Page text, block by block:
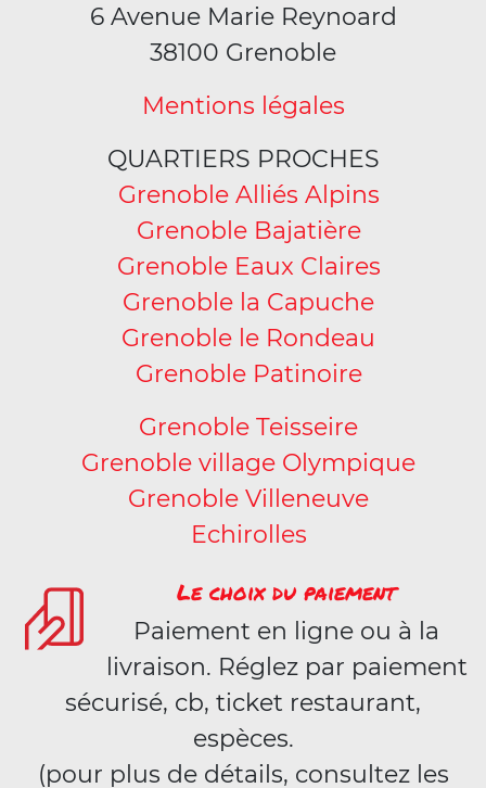
6 Avenue Marie Reynoard
38100 Grenoble
Mentions légales
QUARTIERS PROCHES
Grenoble Alliés Alpins
Grenoble Bajatière
Grenoble Eaux Claires
Grenoble la Capuche
Grenoble le Rondeau
Grenoble Patinoire
Grenoble Teisseire
Grenoble village Olympique
Grenoble Villeneuve
Echirolles
Le choix du paiement
Paiement en ligne ou à la
livraison. Réglez par paiement
sécurisé, cb, ticket restaurant,
espèces.
(pour plus de détails, consultez les